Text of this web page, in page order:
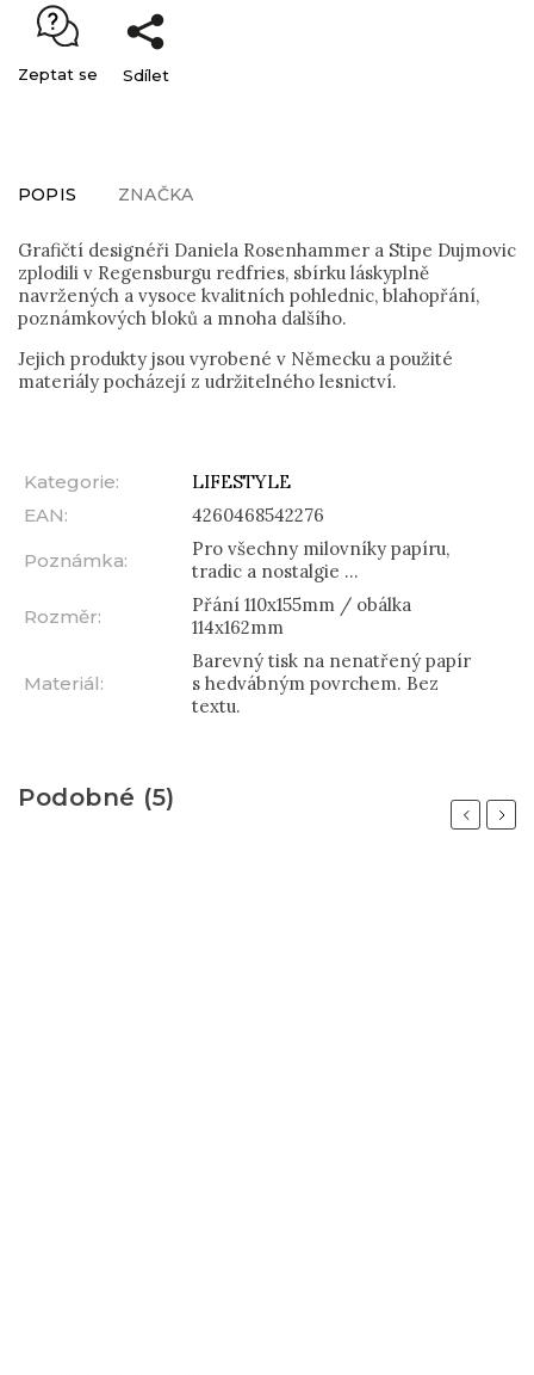
Zeptat se Sdílet
POPIS ZNAČKA
Grafičtí designéři Daniela Rosenhammer a Stipe Dujmovic
zplodili v Regensburgu redfries, sbírku láskyplně
navržených a vysoce kvalitních pohlednic, blahopřání,
poznámkových bloků a mnoha dalšího.
Jejich produkty jsou vyrobené v Německu a použité
materiály pocházejí z udržitelného lesnictví.
Kategorie:
LIFESTYLE
EAN:
4260468542276
Poznámka:
Pro všechny milovníky papíru,
tradic a nostalgie ...
Rozměr:
Přání 110x155mm / obálka
114x162mm
Materiál:
Barevný tisk na nenatřený papír
s hedvábným povrchem. Bez
textu.
Podobné (5)
Previous
Next